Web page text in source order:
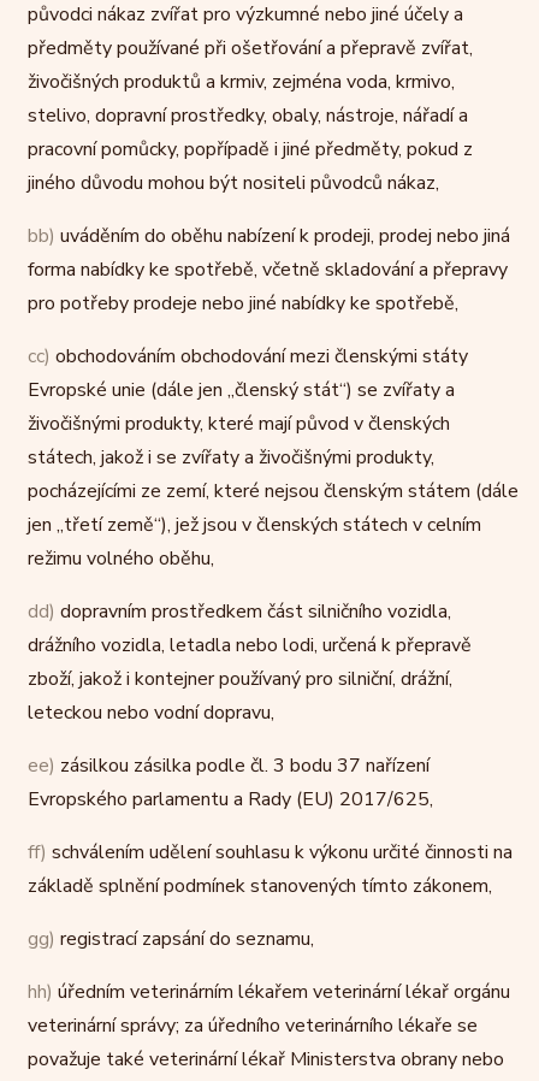
původci nákaz zvířat pro výzkumné nebo jiné účely a
předměty používané při ošetřování a přepravě zvířat,
živočišných produktů a krmiv, zejména voda, krmivo,
stelivo, dopravní prostředky, obaly, nástroje, nářadí a
pracovní pomůcky, popřípadě i jiné předměty, pokud z
jiného důvodu mohou být nositeli původců nákaz,
bb) uváděním do oběhu nabízení k prodeji, prodej nebo jiná
forma nabídky ke spotřebě, včetně skladování a přepravy
pro potřeby prodeje nebo jiné nabídky ke spotřebě,
cc) obchodováním obchodování mezi členskými státy
Evropské unie (dále jen „členský stát“) se zvířaty a
živočišnými produkty, které mají původ v členských
státech, jakož i se zvířaty a živočišnými produkty,
pocházejícími ze zemí, které nejsou členským státem (dále
jen „třetí země“), jež jsou v členských státech v celním
režimu volného oběhu,
dd) dopravním prostředkem část silničního vozidla,
drážního vozidla, letadla nebo lodi, určená k přepravě
zboží, jakož i kontejner používaný pro silniční, drážní,
leteckou nebo vodní dopravu,
ee) zásilkou zásilka podle čl. 3 bodu 37 nařízení
Evropského parlamentu a Rady (EU) 2017/625,
ff) schválením udělení souhlasu k výkonu určité činnosti na
základě splnění podmínek stanovených tímto zákonem,
gg) registrací zapsání do seznamu,
hh) úředním veterinárním lékařem veterinární lékař orgánu
veterinární správy; za úředního veterinárního lékaře se
považuje také veterinární lékař Ministerstva obrany nebo